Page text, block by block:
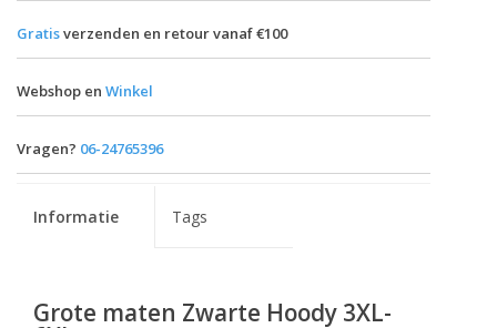
Gratisverzenden en retour vanaf €100
Webshop en Winkel
Vragen? 06-24765396
Informatie Tags
Grote maten Zwarte Hoody 3XL-